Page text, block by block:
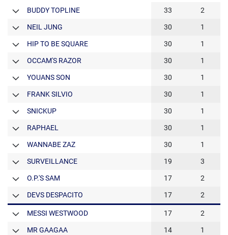
BUDDY TOPLINE
33 2
NEIL JUNG 30 1
HIP TO BE SQUARE 30 1
OCCAM'S RAZOR 30 1
YOUANS SON 30 1
FRANK SILVIO 30 1
SNICKUP 30 1
RAPHAEL 30 1
WANNABE ZAZ 30 1
SURVEILLANCE 19 3
O.P.'S SAM 17 2
DEVS DESPACITO 17 2
MESSI WESTWOOD 17 2
MR GAAGAA 14 1